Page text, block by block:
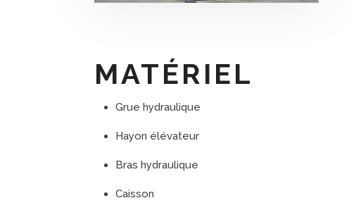
MATÉRIEL
Grue hydraulique
Hayon élévateur
Bras hydraulique
Caisson